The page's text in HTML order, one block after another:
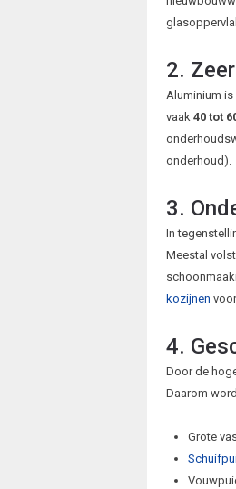
2.
Aluminium
vaak 40 tot
onderhoud).
3.
In
Meestal
kozijnen
4.
Door de
Daarom
Grote